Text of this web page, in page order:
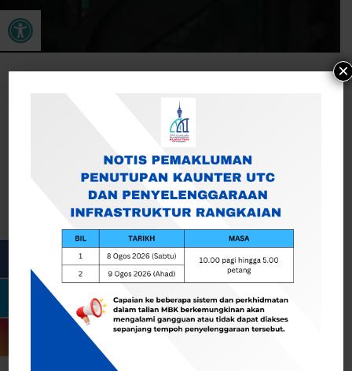
Open toolbar
Jadual Pamer Buka Sebutharga Perkhidmatan Membekal,
Menghantar Dan Memasang Bateri Genset Pada Genset Di
Dalam Bangunan Milik Majlis Bandaraya Kuantan Tahun
2024– MBK/W/SH: 28/2024
×